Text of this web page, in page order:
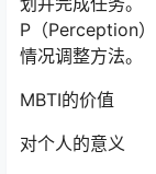
P（Perception
情况调整方法。
MBTI的价值
对个人的意义